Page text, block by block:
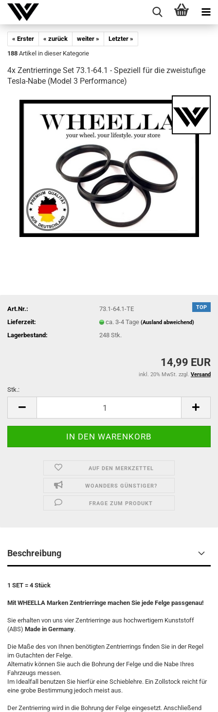
« Erster « zurück weiter »
Letzter »
188 Artikel in dieser Kategorie
4x Zen­trier­rin­ge Set 73.1-64.1 - Spe­zi­ell für die zwei­stu­fi­ge
Tesla-​Nabe (Model 3 Per­for­mance)
TOP
Art.Nr.:
73.1-64.1-TE
Lieferzeit:
ca. 3-4 Tage(Ausland abweichend)
Lagerbestand: 248Stk.
14,99 EUR
inkl. 20% MwSt. zzgl. Versand
Stk.:
AUF DEN MERKZETTEL
WOANDERS GÜNSTIGER?
FRAGE ZUM PRODUKT
Beschreibung
1 SET = 4 Stück
Mit WHEELLA Marken Zentrierringe machen Sie jede Felge passgenau!
Sie erhalten von uns vier Zentrierringe aus hochwertigem Kunststoff
(ABS) Made in Germany.
Die Maße des von Ihnen benötigten Zentrierrings finden Sie in der Regel
im Gutachten der Felge.
Alternativ können Sie auch die Bohrung der Felge und die Nabe Ihres
Fahrzeugs messen.
Im Idealfall benutzen Sie hierfür eine Schieblehre. Ein Zollstock reicht für
eine grobe Bestimmung jedoch meist aus.
Der Zentrierring wird in die Bohrung der Felge eingesetzt. Anschließend